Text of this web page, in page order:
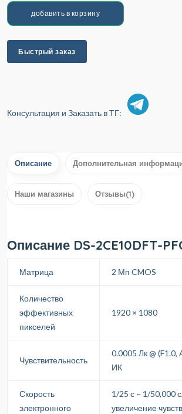
добавить в корзину
Быстрый заказ
Консультация и Заказать в ТГ:
Описание Дополнительная
Наши магазины Отзывы(1)
Описание DS-2CE10DFT-
Матрица 2 Мп CMOS
Количество
эффективных
пикселей
1920 × 1080
Чувствительность
0.0005 Лк @ (F1.0,
ИК
Скорость
электронного
1/25 с ~ 1/50,000
увеличение